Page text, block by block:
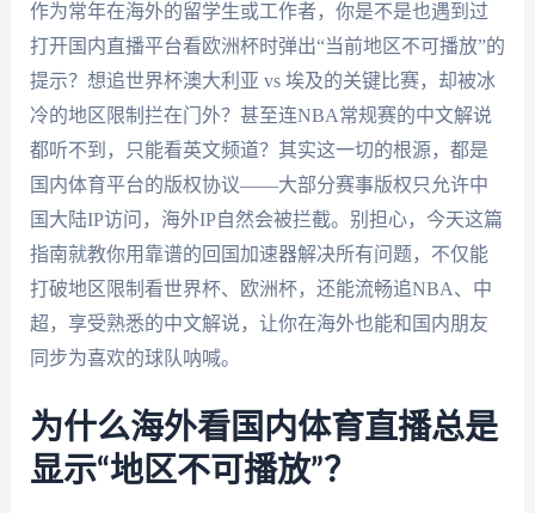
作为常年在海外的留学生或工作者，你是不是也遇到过
打开国内直播平台看欧洲杯时弹出“当前地区不可播放”的
提示？想追世界杯澳大利亚 vs 埃及的关键比赛，却被冰
冷的地区限制拦在门外？甚至连NBA常规赛的中文解说
都听不到，只能看英文频道？其实这一切的根源，都是
国内体育平台的版权协议——大部分赛事版权只允许中
国大陆IP访问，海外IP自然会被拦截。别担心，今天这篇
指南就教你用靠谱的回国加速器解决所有问题，不仅能
打破地区限制看世界杯、欧洲杯，还能流畅追NBA、中
超，享受熟悉的中文解说，让你在海外也能和国内朋友
同步为喜欢的球队呐喊。
为什么海外看国内体育直播总是
显示“地区不可播放”？